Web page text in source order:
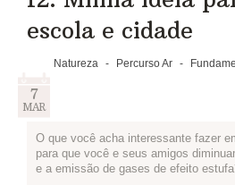
escola e cidade
Natureza - Percurso Ar -
7
MAR
O que você acha interessante fazer
para que você e seus amigos
e a emissão de gases de efeito